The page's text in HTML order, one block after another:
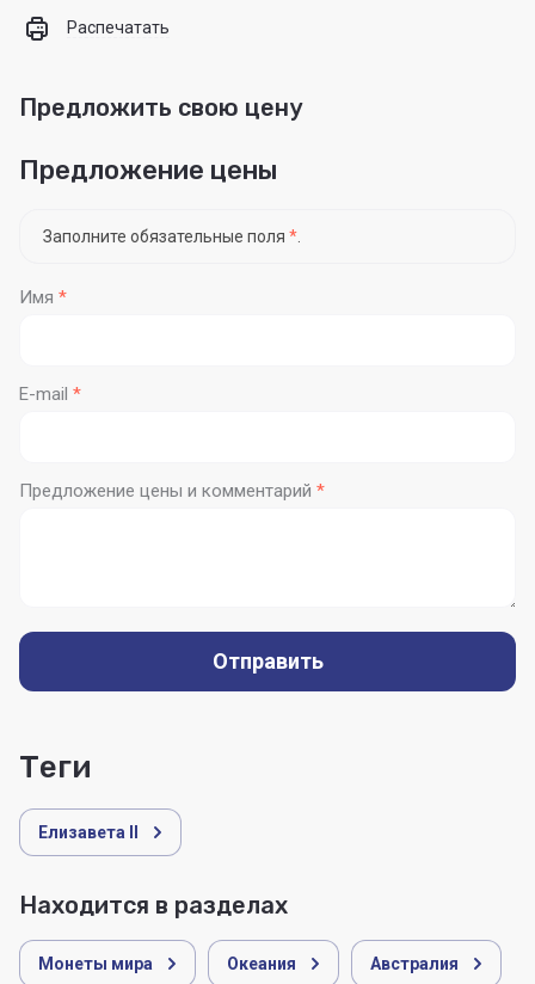
Распечатать
Предложить свою цену
Предложение цены
Заполните обязательные поля *
Имя *
E-mail *
Предложение цены и комментарий *
Отправить
теги
Елизавета II
Находится в разделах
Монеты мира Океания Австралия